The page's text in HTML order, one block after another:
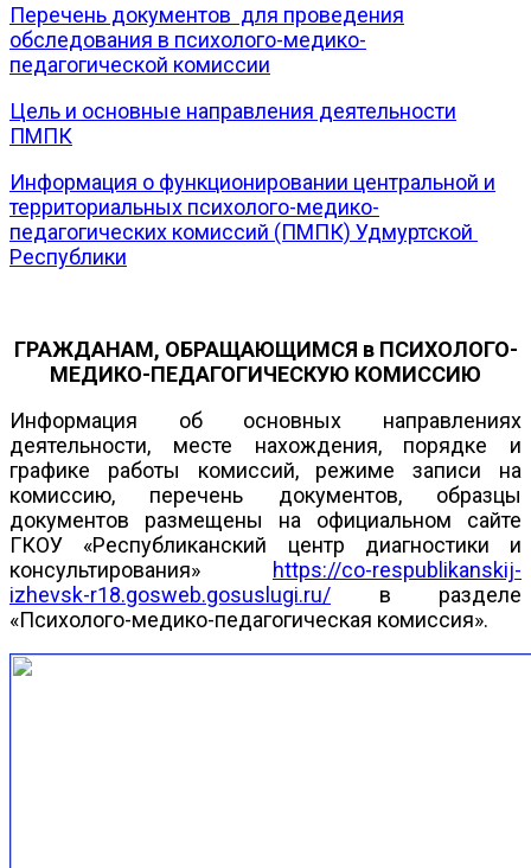
Перечень документов для проведения
обследования в психолого-медико-
педагогической комиссии
Цель и основные направления деятельности
ПМПК
Информация о функционировании центральной и
территориальных психолого-медико-
педагогических комиссий (ПМПК) Удмуртской
Республики
ГРАЖДАНАМ, ОБРАЩАЮЩИМСЯ в ПСИХОЛОГО-
МЕДИКО-ПЕДАГОГИЧЕСКУЮ КОМИССИЮ
Информация об основных направлениях
деятельности, месте нахождения, порядке и
графике работы комиссий, режиме записи на
комиссию, перечень документов, образцы
документов размещены на официальном сайте
ГКОУ «Республиканский центр диагностики и
консультирования» https://co-respublikanskij-
izhevsk-r18.gosweb.gosuslugi.ru/ в разделе
«Психолого-медико-педагогическая комиссия».